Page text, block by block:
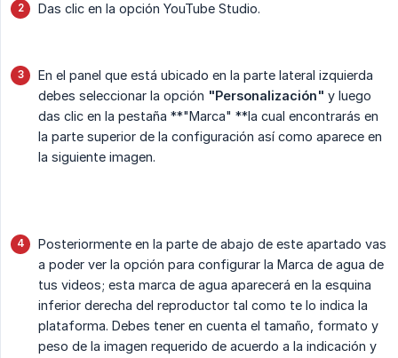
Das clic en la opción YouTube Studio.
En el panel que está ubicado en la parte lateral izquierda
debes seleccionar la opción "Personalización" y luego
das clic en la pestaña **"Marca" **la cual encontrarás en
la parte superior de la configuración así como aparece en
la siguiente imagen.
Posteriormente en la parte de abajo de este apartado vas
a poder ver la opción para configurar la Marca de agua de
tus videos; esta marca de agua aparecerá en la esquina
inferior derecha del reproductor tal como te lo indica la
plataforma. Debes tener en cuenta el tamaño, formato y
peso de la imagen requerido de acuerdo a la indicación y